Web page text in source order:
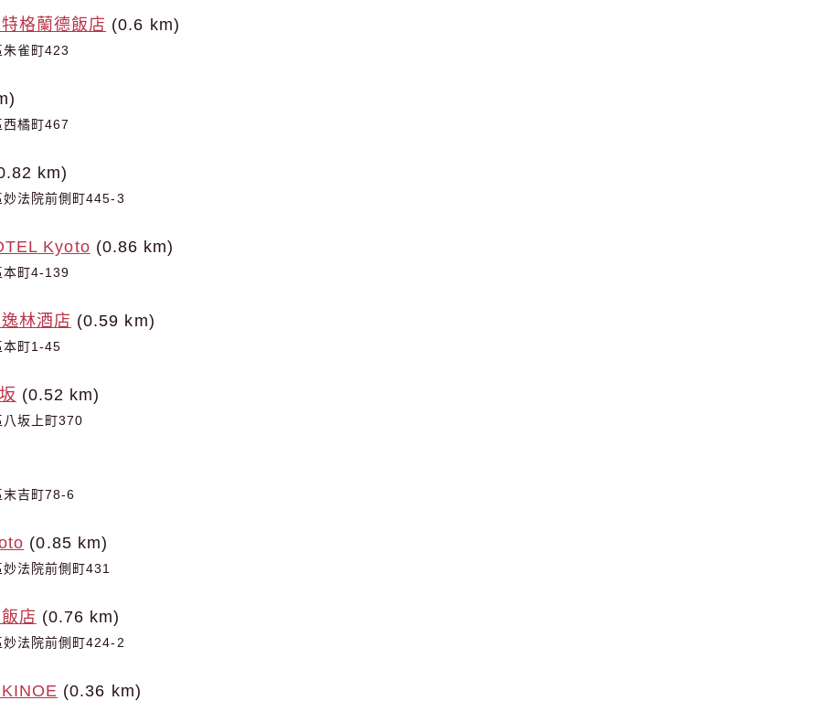
格蘭德飯店 (0.6 km)
雀町423
橘町467
km)
法院前側町445-3
Kyoto (0.86 km)
本町4-139
林酒店 (0.59 km)
本町1-45
(0.52 km)
坂上町370
末吉町78-6
(0.85 km)
法院前側町431
店 (0.76 km)
法院前側町424-2
(0.36 km)